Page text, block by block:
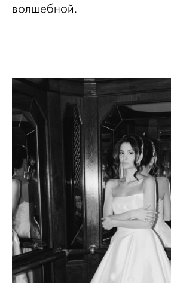
волшебной.